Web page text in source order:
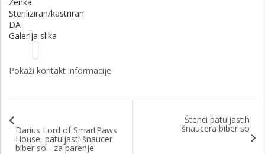
Steriliziran/kastriran
DA
Galerija slika
Pokaži kontakt informacije
Darius Lord of SmartPaws
House, patuljasti šnaucer
biber so - za parenje
Štenci patuljastih
šnaucera biber so